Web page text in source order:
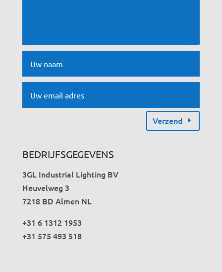
Verzend
BEDRIJFSGEGEVENS
3GL Industrial Lighting BV
Heuvelweg 3
7218 BD Almen NL
+31 6 1312 1953
+31 575 493 518